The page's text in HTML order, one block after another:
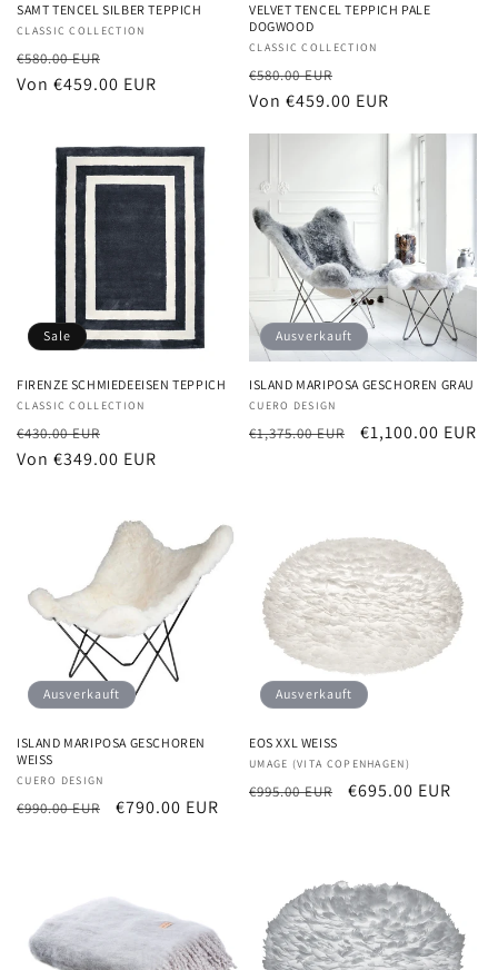
SAMT TENCEL SILBER TEPPICH
Anbieter:
CLASSIC COLLECTION
Normaler
Preis
€580.00 EUR
Von €459.00 EUR
VELVET TENCEL TEPPICH PALE
DOGWOOD
Anbieter:
CLASSIC COLLECTION
Normaler
Preis
€580.00 EUR
Von €459.00 EUR
Sale
FIRENZE SCHMIEDEEISEN TEPPICH
Anbieter:
CLASSIC COLLECTION
Normaler
Preis
€430.00 EUR
Von €349.00 EUR
Ausverkauft
ISLAND MARIPOSA GESCHOREN GRAU
Anbieter:
CUERO DESIGN
Normaler
€1,375.00 EUR Verkaufspreis
€1,100.00 EUR
Ausverkauft
ISLAND MARIPOSA GESCHOREN
WEISS
Anbieter:
CUERO DESIGN
Normaler
€990.00 EUR Verkaufspreis
€790.00 EUR
Ausverkauft
EOS XXL WEISS
Anbieter:
UMAGE (VITA COPENHAGEN)
Normaler
€995.00 EUR Verkaufspreis
€695.00 EUR